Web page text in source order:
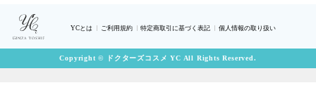
YCとは ご利用規約 特定商取引に基づく表記 個人情報の取り扱い
Copyright © ドクターズコスメ YC All Rights Reserved.